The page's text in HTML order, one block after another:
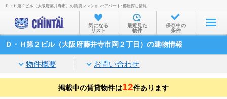
お部屋を探す
沿線・駅から
家賃相場から
通勤通学時間から
Ｄ・Ｈ第２ビル（大阪府藤井寺市）の賃貸マンション･アパート･部屋探し情報
気になる
リスト
最近見た
物件
保存中の
条件
Ｄ・Ｈ第２ビル（大阪府藤井寺市岡２丁目）の建物情報
物件概要 お問い合わせ
掲載中の賃貸物件は12件あります